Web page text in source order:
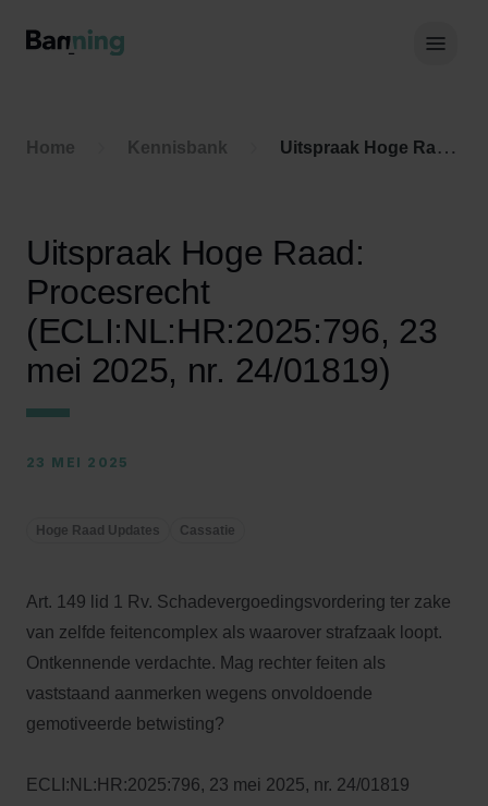
Home Kennisbank Uitspraak Hoge Raad: Procesrecht (ECLI:NL:HR:2025:796, 23 mei 2025, nr. 24/01819)
Uitspraak Hoge Raad:
Procesrecht
(ECLI:NL:HR:2025:796, 23
mei 2025, nr. 24/01819)
23 MEI 2025
Hoge Raad Updates Cassatie
Art. 149 lid 1 Rv. Schadevergoedingsvordering ter zake
van zelfde feitencomplex als waarover strafzaak loopt.
Ontkennende verdachte. Mag rechter feiten als
vaststaand aanmerken wegens onvoldoende
gemotiveerde betwisting?
ECLI:NL:HR:2025:796, 23 mei 2025, nr. 24/01819